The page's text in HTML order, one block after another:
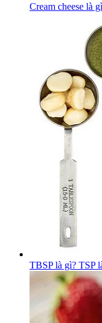
Cream cheese là
TBSP là gì? TSP